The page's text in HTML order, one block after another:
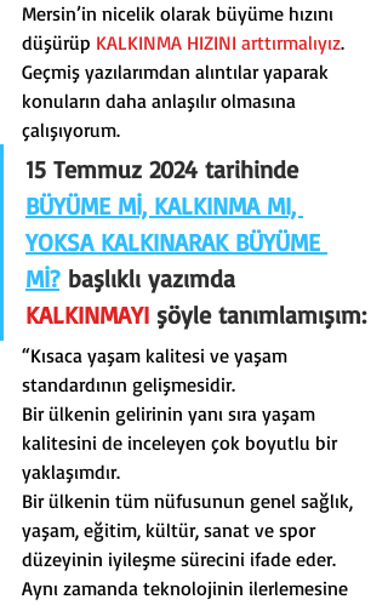
Mersin’in nicelik olarak büyüme hızını
düşürüp KALKINMA HIZINI arttırmalıyız.
Geçmiş yazılarımdan alıntılar yaparak
konuların daha anlaşılır olmasına
çalışıyorum.
15 Temmuz 2024 tarihinde
BÜYÜME Mİ, KALKINMA MI,
YOKSA KALKINARAK BÜYÜME
Mİ? başlıklı yazımda
KALKINMAYI şöyle tanımlamışım:
“Kısaca yaşam kalitesi ve yaşam
standardının gelişmesidir.
Bir ülkenin gelirinin yanı sıra yaşam
kalitesini de inceleyen çok boyutlu bir
yaklaşımdır.
Bir ülkenin tüm nüfusunun genel sağlık,
yaşam, eğitim, kültür, sanat ve spor
düzeyinin iyileşme sürecini ifade eder.
Aynı zamanda teknolojinin ilerlemesine